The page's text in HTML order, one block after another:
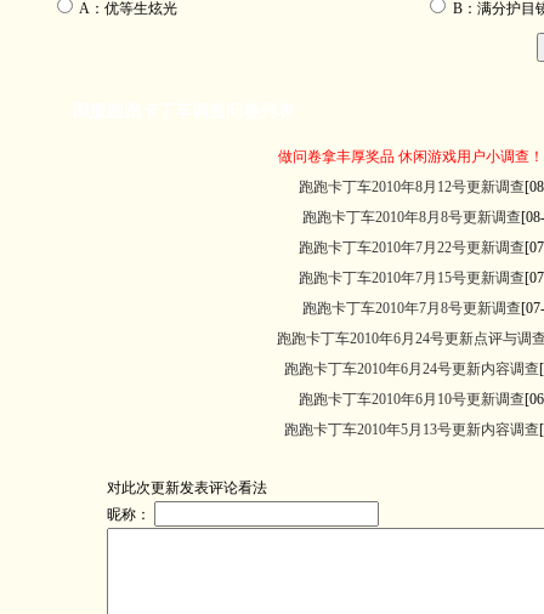
A：优等生炫光 B：满分护目
做问卷拿丰厚奖品 休闲游戏用户小调查！
跑跑卡丁车2010年8月12号更新调查
跑跑卡丁车2010年8月8号更新调查
跑跑卡丁车2010年7月22号更新调查
跑跑卡丁车2010年7月15号更新调查
跑跑卡丁车2010年7月8号更新调查
跑跑卡丁车2010年6月24号更新点评与调
跑跑卡丁车2010年6月24号更新内容调查
跑跑卡丁车2010年6月10号更新调查
跑跑卡丁车2010年5月13号更新内容调查
对此次更新发表评论看法
昵称：